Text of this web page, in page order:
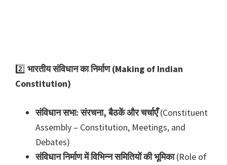
2️⃣ भारतीय संविधान का निर्माण (Making of Indian
Constitution)
संविधान सभा: संरचना, बैठकें और चर्चाएँ(Constituent
Assembly – Constitution, Meetings, and
Debates)
संविधान निर्माण में विभिन्न समितियों की भूमिका(Role of